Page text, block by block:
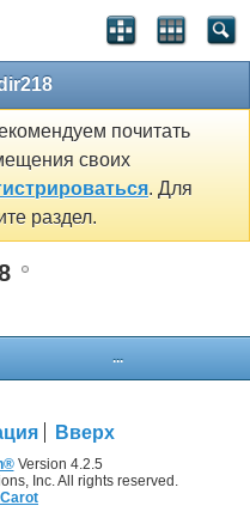
почитать
своих
. Для
раздел.
...
Вверх
Version 4.2.5
Inc. All rights reserved.